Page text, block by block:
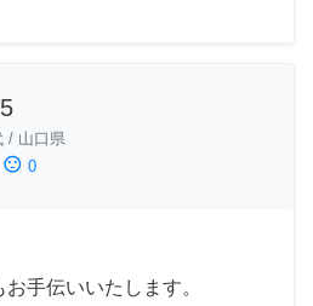
/ 山口県
sentiment_dissatisfied 0
手伝いいたします。